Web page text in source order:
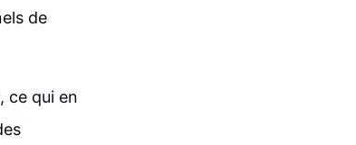
de
ce qui en